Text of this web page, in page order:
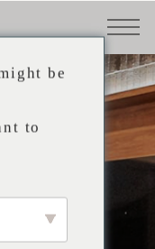
ナー企
向
ソ
be
to